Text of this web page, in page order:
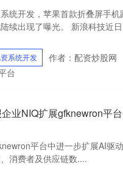
统开发，苹果首款折叠屏手机
续出现了曝光。 新浪科技近
系统开发
作者：配资炒股网
台
业NIQ扩展gfknewron平
平台中进一步扩展AI驱
消费者及供应链数....